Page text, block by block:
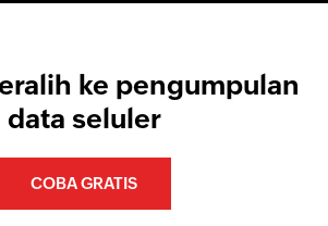
ke pengumpulan
data seluler
COBA GRATIS